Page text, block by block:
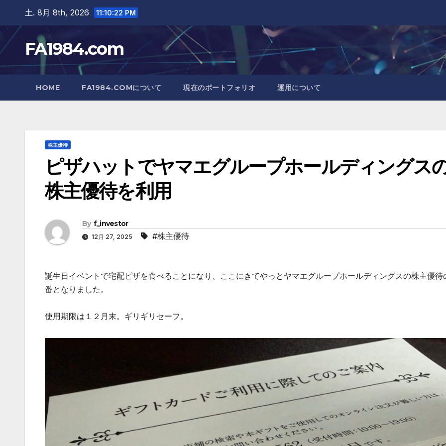
content
土. 8月 8th, 2026 11:10:23 PM
FA1984.com
HOME FA1984.COMについて 現在のポートフォリオ 運用について
株主優待
ピザハットでヤマエグループホールディングス
株主優待を利用
By f_investor
12月 27, 2025 #株主優待
誕生日イベントで宅配ピザを食べることになり、ここにきてやっとヤマエグループホールディングスの株主優待
番となりました。
使用期限は１２月末。ギリギリセーフ。